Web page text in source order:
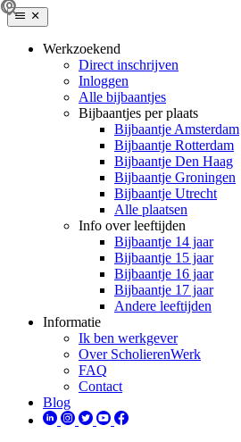
Werkzoekend
Direct inschrijven
Inloggen
Alle bijbaantjes
Bijbaantjes per plaats
Bijbaantje Amsterdam
Bijbaantje Rotterdam
Bijbaantje Den Haag
Bijbaantje Groningen
Bijbaantje Utrecht
Alle plaatsen
Info over leeftijden
Bijbaantje 14 jaar
Bijbaantje 15 jaar
Bijbaantje 16 jaar
Bijbaantje 17 jaar
Andere leeftijden
Informatie
Ik ben werkgever
Over ScholierenWerk
FAQ
Contact
Blog